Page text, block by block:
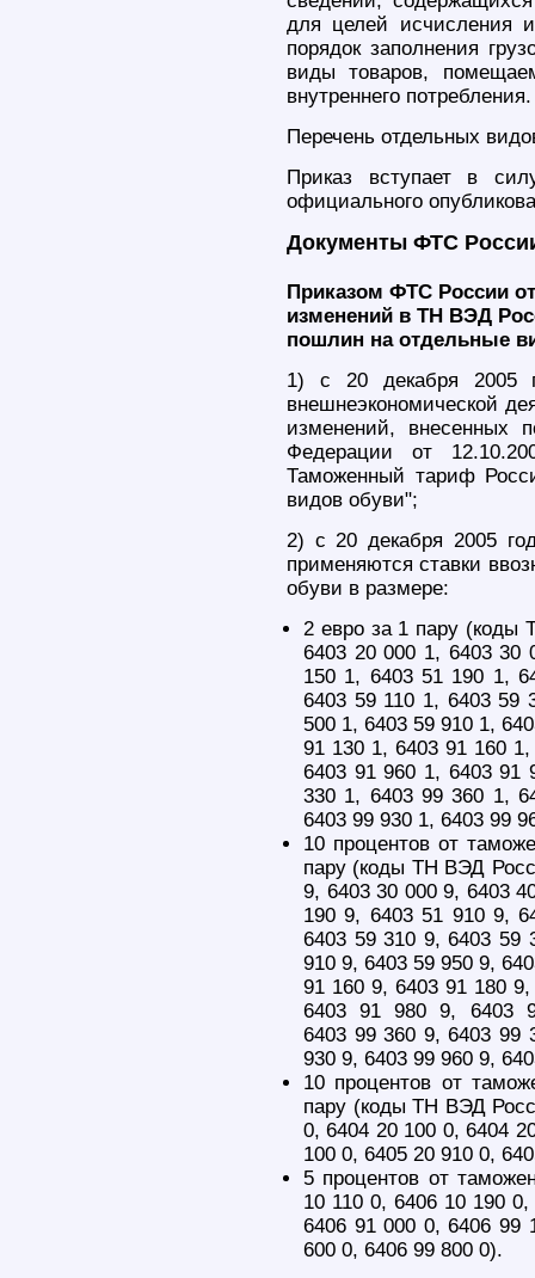
для целей исчисления
порядок заполнения
виды товаров,
внутреннего потребления.
Перечень отдельных
Приказ вступает в
официального
Документы ФТС
Приказом ФТС России
изменений в ТН ВЭД
пошлин на отдельные
1) с 20 декабря 2005
внешнеэкономической
изменений, внесенных
Федерации от
Таможенный тариф
видов обуви";
2) с 20 декабря 2005
применяются ставки
обуви в размере:
2 евро за 1 пару (коды
6403 20 000 1, 6403 30
150 1, 6403 51 190 1,
6403 59 110 1, 6403 59
500 1, 6403 59 910 1,
91 130 1, 6403 91 160
6403 91 960 1, 6403 91
330 1, 6403 99 360 1,
6403 99 930 1, 6403 99
10 процентов от
пару (коды ТН ВЭД
9, 6403 30 000 9, 6403
190 9, 6403 51 910 9,
6403 59 310 9, 6403 59
910 9, 6403 59 950 9,
91 160 9, 6403 91 180
6403 91 980 9, 6403
6403 99 360 9, 6403 99
930 9, 6403 99 960 9,
10 процентов от
пару (коды ТН ВЭД
0, 6404 20 100 0, 6404
100 0, 6405 20 910 0,
5 процентов от
10 110 0, 6406 10 190
6406 91 000 0, 6406 99
600 0, 6406 99 800 0).